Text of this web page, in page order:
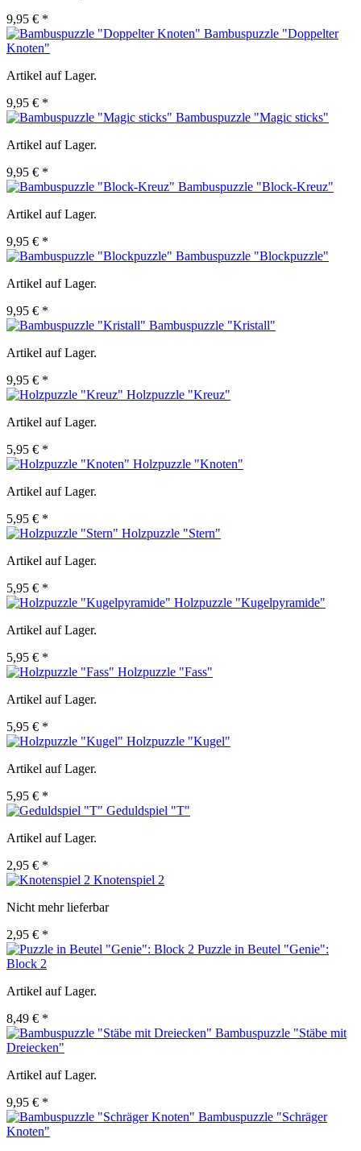
9,95 € *
Bambuspuzzle "Doppelter
Knoten"
Artikel auf Lager.
9,95 € *
Bambuspuzzle "Magic sticks"
Artikel auf Lager.
9,95 € *
Bambuspuzzle "Block-Kreuz"
Artikel auf Lager.
9,95 € *
Bambuspuzzle "Blockpuzzle"
Artikel auf Lager.
9,95 € *
Bambuspuzzle "Kristall"
Artikel auf Lager.
9,95 € *
Holzpuzzle "Kreuz"
Artikel auf Lager.
5,95 € *
Holzpuzzle "Knoten"
Artikel auf Lager.
5,95 € *
Holzpuzzle "Stern"
Artikel auf Lager.
5,95 € *
Holzpuzzle "Kugelpyramide"
Artikel auf Lager.
5,95 € *
Holzpuzzle "Fass"
Artikel auf Lager.
5,95 € *
Holzpuzzle "Kugel"
Artikel auf Lager.
5,95 € *
Geduldspiel "T"
Artikel auf Lager.
2,95 € *
Knotenspiel 2
Nicht mehr lieferbar
2,95 € *
Puzzle in Beutel "Genie":
Block 2
Artikel auf Lager.
8,49 € *
Bambuspuzzle "Stäbe mit
Dreiecken"
Artikel auf Lager.
9,95 € *
Bambuspuzzle "Schräger
Knoten"